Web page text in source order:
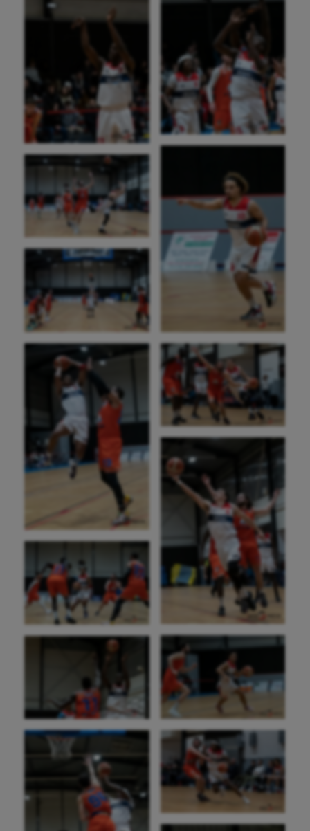
Aéronautique
Athlétisme
Auto
Aviron
Balle à la main
Ballon au poing
Baseball
Billard
Boules lyonnaises
Canoë-kayak
Cheerleading
Course à pied
Crossfit
Danse
Equitation
Escalade
Escrime
Fitness